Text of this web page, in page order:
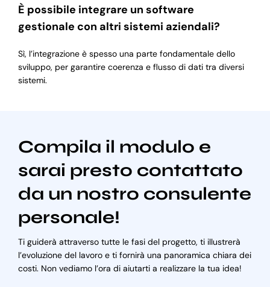
È possibile integrare un software
gestionale con altri sistemi aziendali?
Sì, l’integrazione è spesso una parte fondamentale dello
sviluppo, per garantire coerenza e flusso di dati tra diversi
sistemi.
Compila il modulo e
sarai presto contattato
da un nostro consulente
personale!
Ti guiderà attraverso tutte le fasi del progetto, ti illustrerà
l’evoluzione del lavoro e ti fornirà una panoramica chiara dei
costi. Non vediamo l’ora di aiutarti a realizzare la tua idea!